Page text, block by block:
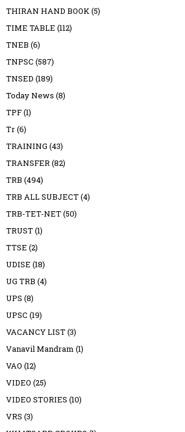
THIRAN HAND BOOK(5)
TIME TABLE (112)
TNEB (6)
TNPSC (587)
TNSED (189)
Today News (8)
TPF(1)
Tr(6)
TRAINING (43)
TRANSFER(82)
TRB (494)
TRB ALL SUBJECT(4)
TRB-TET-NET(50)
TRUST(1)
TTSE (2)
UDISE (18)
UG TRB (4)
UPS (8)
UPSC (19)
VACANCY LIST(3)
Vanavil Mandram (1)
VAO (12)
VIDEO (25)
VIDEO STORIES (10)
VRS (3)